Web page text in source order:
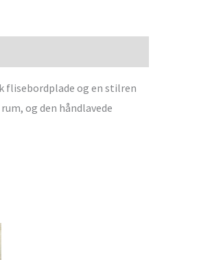
flisebordplade og en stilren
og den håndlavede